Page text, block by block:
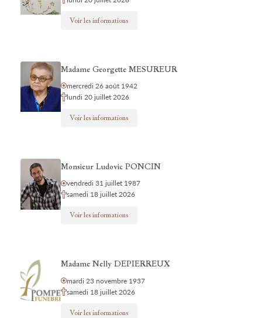
Voir les informations
Madame Georgette MESUREUR
mercredi 26 août 1942
lundi 20 juillet 2026
Voir les informations
Monsieur Ludovic PONCIN
vendredi 31 juillet 1987
samedi 18 juillet 2026
Voir les informations
Madame Nelly DEPIERREUX
mardi 23 novembre 1937
samedi 18 juillet 2026
Voir les informations